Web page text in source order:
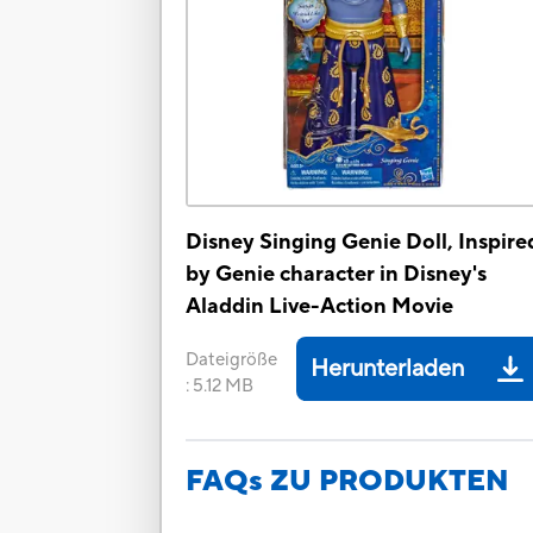
Disney Singing Genie Doll,
by Genie character in Disney's
Aladdin Live-Action Movie
Dateigröße
: 5.12 MB
Herunterladen
FAQs ZU PRODUKTEN